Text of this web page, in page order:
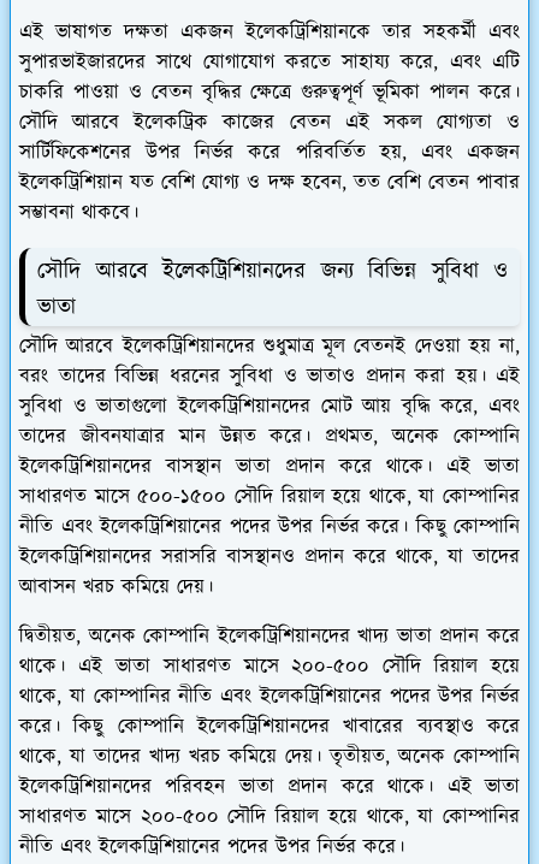
এই ভাষাগত দক্ষতা একজন ইলেকট্রিশিয়ানকে তার সহকর্মী এবং
সুপারভাইজারদের সাথে যোগাযোগ করতে সাহায্য করে, এবং এটি
চাকরি পাওয়া ও বেতন বৃদ্ধির ক্ষেত্রে গুরুত্বপূর্ণ ভূমিকা পালন করে।
সৌদি আরবে ইলেকট্রিক কাজের বেতন এই সকল যোগ্যতা ও
সার্টিফিকেশনের উপর নির্ভর করে পরিবর্তিত হয়, এবং একজন
ইলেকট্রিশিয়ান যত বেশি যোগ্য ও দক্ষ হবেন, তত বেশি বেতন পাবার
সম্ভাবনা থাকবে।
সৌদি আরবে ইলেকট্রিশিয়ানদের জন্য বিভিন্ন সুবিধা ও
ভাতা
সৌদি আরবে ইলেকট্রিশিয়ানদের শুধুমাত্র মূল বেতনই দেওয়া হয় না,
বরং তাদের বিভিন্ন ধরনের সুবিধা ও ভাতাও প্রদান করা হয়। এই
সুবিধা ও ভাতাগুলো ইলেকট্রিশিয়ানদের মোট আয় বৃদ্ধি করে, এবং
তাদের জীবনযাত্রার মান উন্নত করে। প্রথমত, অনেক কোম্পানি
ইলেকট্রিশিয়ানদের বাসস্থান ভাতা প্রদান করে থাকে। এই ভাতা
সাধারণত মাসে ৫০০-১৫০০ সৌদি রিয়াল হয়ে থাকে, যা কোম্পানির
নীতি এবং ইলেকট্রিশিয়ানের পদের উপর নির্ভর করে। কিছু কোম্পানি
ইলেকট্রিশিয়ানদের সরাসরি বাসস্থানও প্রদান করে থাকে, যা তাদের
আবাসন খরচ কমিয়ে দেয়।
দ্বিতীয়ত, অনেক কোম্পানি ইলেকট্রিশিয়ানদের খাদ্য ভাতা প্রদান করে
থাকে। এই ভাতা সাধারণত মাসে ২০০-৫০০ সৌদি রিয়াল হয়ে
থাকে, যা কোম্পানির নীতি এবং ইলেকট্রিশিয়ানের পদের উপর নির্ভর
করে। কিছু কোম্পানি ইলেকট্রিশিয়ানদের খাবারের ব্যবস্থাও করে
থাকে, যা তাদের খাদ্য খরচ কমিয়ে দেয়। তৃতীয়ত, অনেক কোম্পানি
ইলেকট্রিশিয়ানদের পরিবহন ভাতা প্রদান করে থাকে। এই ভাতা
সাধারণত মাসে ২০০-৫০০ সৌদি রিয়াল হয়ে থাকে, যা কোম্পানির
নীতি এবং ইলেকট্রিশিয়ানের পদের উপর নির্ভর করে।